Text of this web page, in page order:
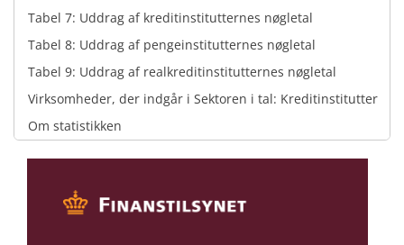
Tabel 7: Uddrag af kreditinstitutternes nøgletal
Tabel 8: Uddrag af pengeinstitutternes nøgletal
Tabel 9: Uddrag af realkreditinstitutternes nøgletal
Virksomheder, der indgår i Sektoren i tal: Kreditinstitutter
Om statistikken